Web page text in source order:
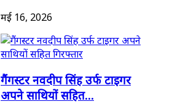
मई 16, 2026
गैंगस्टर नवदीप सिंह उर्फ टाइगर
अपने साथियों सहित...